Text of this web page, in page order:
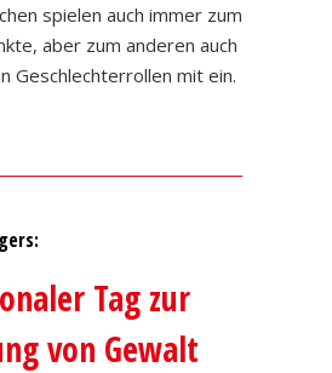
spielen auch immer zum
aber zum anderen auch
Geschlechterrollen mit ein.
Tag zur
von Gewalt